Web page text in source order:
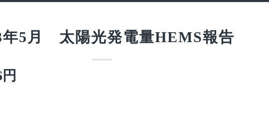
年5月 太陽光発電量HEMS報告